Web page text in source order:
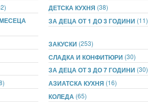
ДЕТСКА КУХНЯ (38)
ЗА ДЕЦА ОТ 1 ДО 3 ГОДИНИ (11)
ЗАКУСКИ (253)
СЛАДКА И КОНФИТЮРИ (30)
ЗА ДЕЦА ОТ 3 ДО 7 ГОДИНИ (30)
АЗИАТСКА КУХНЯ (16)
КОЛЕДА (65)